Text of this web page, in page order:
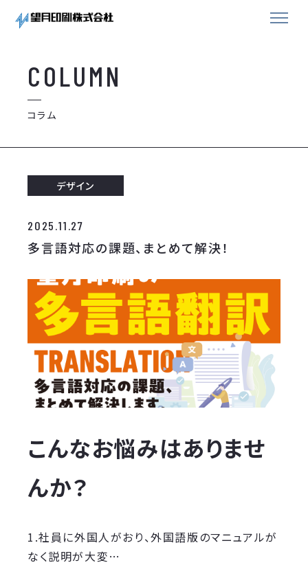
COLUMN
コラム
デザイン
2025.11.27
多言語対応の課題、まとめて解決！
こんなお悩みはありませ
んか？
1.社員に外国人がおり、外国語版のマニュアルが
なく説明が大変…